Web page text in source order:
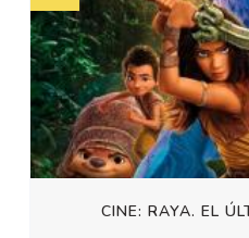
CINE: RAYA. EL